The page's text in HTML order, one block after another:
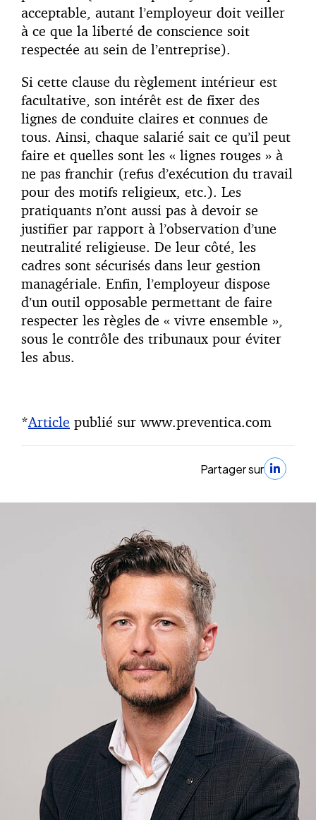
acceptable, autant l’employeur doit veiller
à ce que la liberté de conscience soit
respectée au sein de l’entreprise).
Si cette clause du règlement intérieur est
facultative, son intérêt est de fixer des
lignes de conduite claires et connues de
tous. Ainsi, chaque salarié sait ce qu’il peut
faire et quelles sont les « lignes rouges » à
ne pas franchir (refus d’exécution du travail
pour des motifs religieux, etc.). Les
pratiquants n’ont aussi pas à devoir se
justifier par rapport à l’observation d’une
neutralité religieuse. De leur côté, les
cadres sont sécurisés dans leur gestion
managériale. Enfin, l’employeur dispose
d’un outil opposable permettant de faire
respecter les règles de « vivre ensemble »,
sous le contrôle des tribunaux pour éviter
les abus.
*Article publié sur www.preventica.com
Partager sur